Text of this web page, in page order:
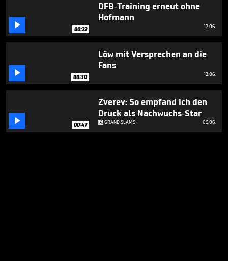
 00:22
DFB-Training erneut ohne
Hofmann
12.06.
 00:30
Löw mit Versprechen an die
Fans
12.06.
 00:47
Zverev: So empfand ich den
Druck als Nachwuchs-Star
GRAND SLAMS 09.06.